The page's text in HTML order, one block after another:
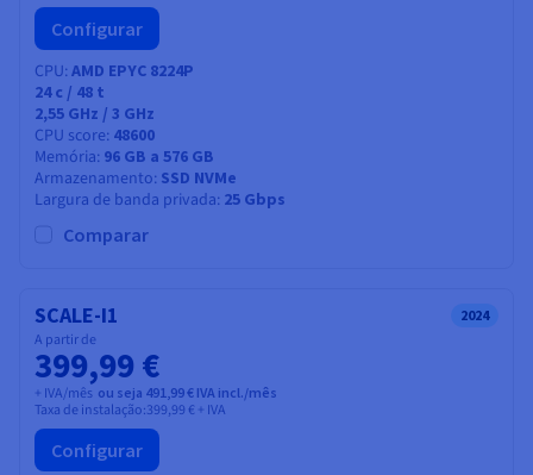
Configurar
CPU AMD EPYC 8224P
24c / 48 t
2,55 GHz / 3 GHz
CPU score 48600
Memória 96 GB a 576 GB
Armazenamento SSD NVMe
Largura de banda privada 25 Gbps
Comparar
SCALE-I1 2024
A partir de
399,99 €
+ IVA/mês ou seja 491,99 € IVA incl./mês
Taxa de instalação:399,99 € + IVA
Configurar